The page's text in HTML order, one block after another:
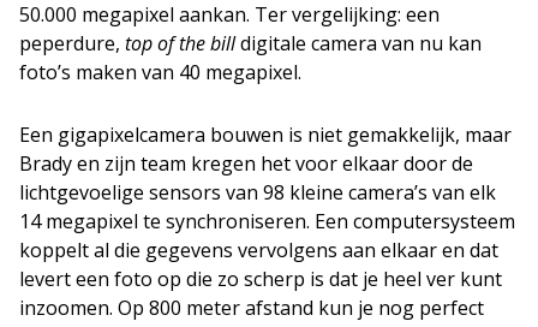
50.000 megapixel aankan. Ter vergelijking: een
peperdure, top of the billdigitale camera van nu kan
foto’s maken van 40 megapixel.
Een gigapixelcamera bouwen is niet gemakkelijk, maar
Brady en zijn team kregen het voor elkaar door de
lichtgevoelige sensors van 98 kleine camera’s van elk
14 megapixel te synchroniseren. Een computersysteem
koppelt al die gegevens vervolgens aan elkaar en dat
levert een foto op die zo scherp is dat je heel ver kunt
inzoomen. Op 800 meter afstand kun je nog perfect